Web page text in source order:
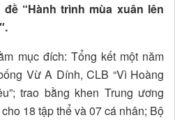
đề “Hành trình mùa xuân lên
mục đích: Tổng kết một năm
Vừ A Dính, CLB “Vì Hoàng
trao bằng khen Trung ương
18 tập thể và 07 cá nhân; Bộ